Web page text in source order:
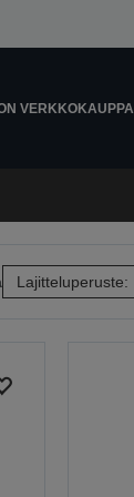
VERKKOKAUPPA
Lajitteluperuste: